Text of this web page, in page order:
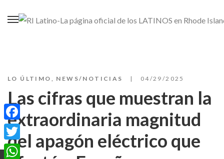
LO ÚLTIMO NEWS/NOTICIAS 04/29/2025
Las cifras que muestran la
extraordinaria magnitud
del apagón eléctrico que
Facebook
Twitter